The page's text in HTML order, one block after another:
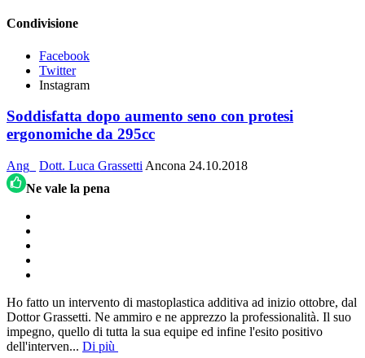
Condivisione
Facebook
Twitter
Instagram
Soddisfatta dopo aumento seno con protesi
ergonomiche da 295cc
Ang_ Dott. Luca Grassetti Ancona 24.10.2018
Ne vale la pena
Ho fatto un intervento di mastoplastica additiva ad inizio ottobre, dal
Dottor Grassetti. Ne ammiro e ne apprezzo la professionalità. Il suo
impegno, quello di tutta la sua equipe ed infine l'esito positivo
dell'interven... Di più